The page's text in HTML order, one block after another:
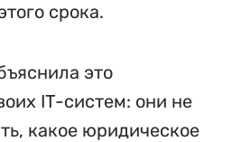
срока.
это
IT-систем: они не
какое юридическое